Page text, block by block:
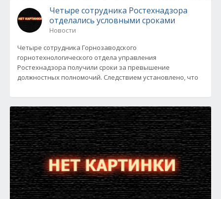
Четыре сотрудника Ростехнадзора
отделались условными сроками
Новости
Четыре сотрудника Горнозаводского
горнотехнологического отдела управления
Ростехнадзора получили сроки за превышение
должностных полномочий. Следствием установлено, что